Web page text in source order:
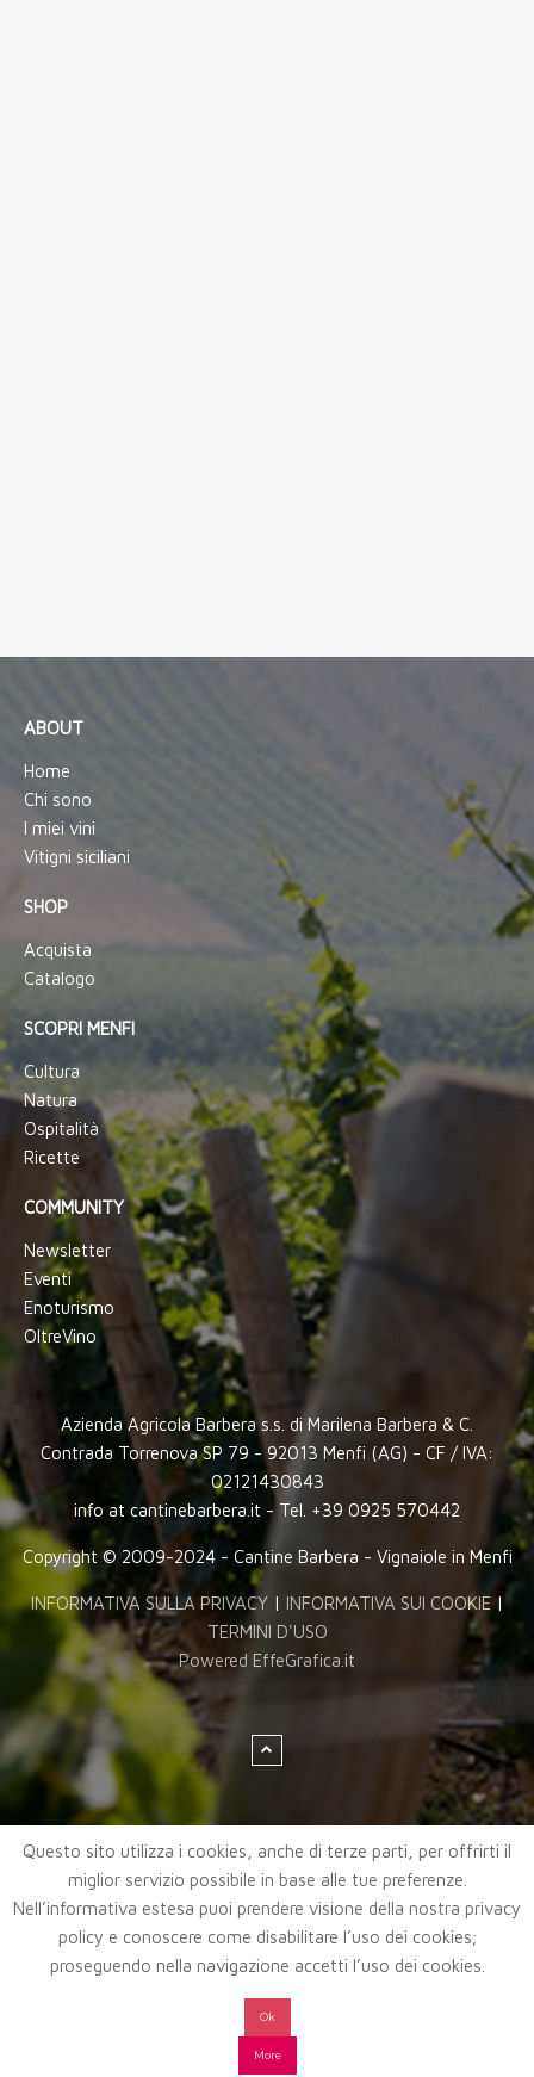
ABOUT
Home
Chi sono
I miei vini
Vitigni siciliani
SHOP
Acquista
Catalogo
SCOPRI MENFI
Cultura
Natura
Ospitalità
Ricette
COMMUNITY
Newsletter
Eventi
Enoturismo
OltreVino
Azienda Agricola Barbera s.s. di Marilena Barbera & C.
Contrada Torrenova SP 79 - 92013 Menfi (AG) - CF / IVA:
02121430843
info at cantinebarbera.it - Tel. +39 0925 570442
Copyright © 2009-2024 - Cantine Barbera - Vignaiole in Menfi
INFORMATIVA SULLA PRIVACY| INFORMATIVA SUI COOKIE|
TERMINI D'USO
Powered EffeGrafica.it
Questo sito utilizza i cookies, anche di terze parti, per offrirti il
miglior servizio possibile in base alle tue preferenze.
Nell’informativa estesa puoi prendere visione della nostra privacy
policy e conoscere come disabilitare l’uso dei cookies;
proseguendo nella navigazione accetti l’uso dei cookies.
Ok
More